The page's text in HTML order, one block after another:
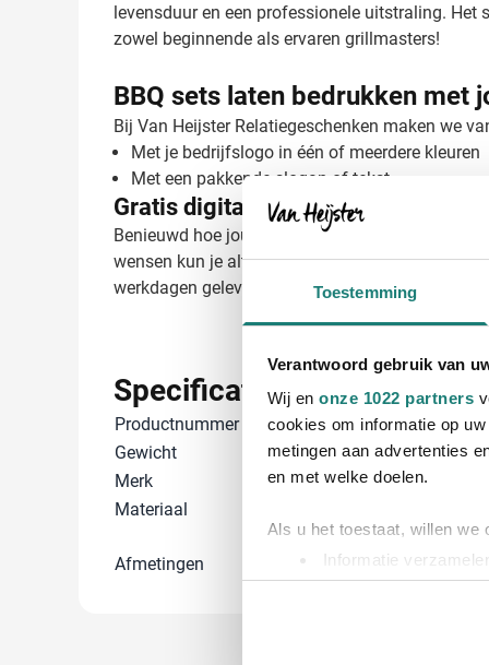
Toestemming
Verantwoord gebruik van
Wij en onze 1022 partners
cookies om informatie op
metingen aan advertenties
en met welke doelen.
Als u het toestaat, willen we
Informatie
Uw apparaat
toestemming op elk
levensduur en een professionele uitstraling.
zowel beginnende als ervaren grillmasters!
BBQ sets laten bedrukken met
Bij Van Heijster Relatiegeschenken maken we
Met je bedrijfslogo in één of meerdere kleuren
Met een pakkende slogan of tekst
Gratis digitaal voorbeeld van je
Benieuwd hoe jouw logo eruitziet op het
wensen kun je altijd contact met ons opnemen.
werkdagen geleverd, vraag naar de
Specificaties
Productnummer
24602631
Gewicht
793 gram
Merk
IMPRESSION
Materiaal
RVS 2CR13
Afmetingen
60 cm x 43.5